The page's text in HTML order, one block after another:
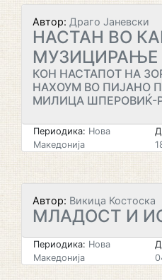
Автор: Драго Јаневски
НАСТАН ВО
МУЗИЦИРАЊЕ
КОН НАСТАПОТ НА
НАХОУМ ВО ПИЈАНО
МИЛИЦА ШПЕРОВИЌ-
Периодика: Нова
Македонија
Автор: Викица Костоска
МЛАДОСТ И
Периодика: Нова
Македонија